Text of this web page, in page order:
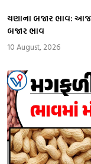
ચણાના બજાર ભાવ: આજના
બજાર ભાવ
10 August, 2026